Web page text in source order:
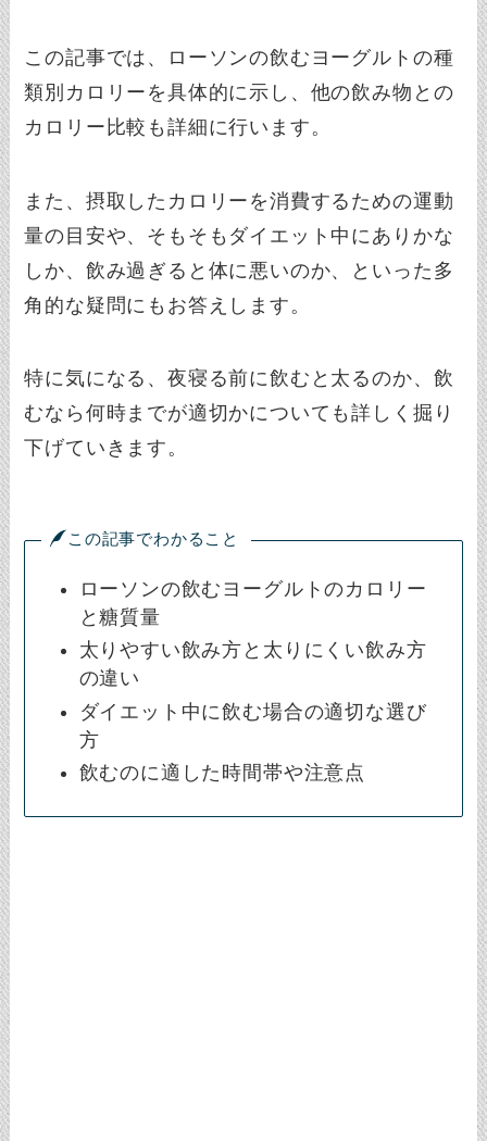
この記事では、ローソンの飲むヨーグルトの種
類別カロリーを具体的に示し、他の飲み物との
カロリー比較も詳細に行います。
また、摂取したカロリーを消費するための運動
量の目安や、そもそもダイエット中にありかな
しか、飲み過ぎると体に悪いのか、といった多
角的な疑問にもお答えします。
特に気になる、夜寝る前に飲むと太るのか、飲
むなら何時までが適切かについても詳しく掘り
下げていきます。
この記事でわかること
ローソンの飲むヨーグルトのカロリー
と糖質量
太りやすい飲み方と太りにくい飲み方
の違い
ダイエット中に飲む場合の適切な選び
方
飲むのに適した時間帯や注意点